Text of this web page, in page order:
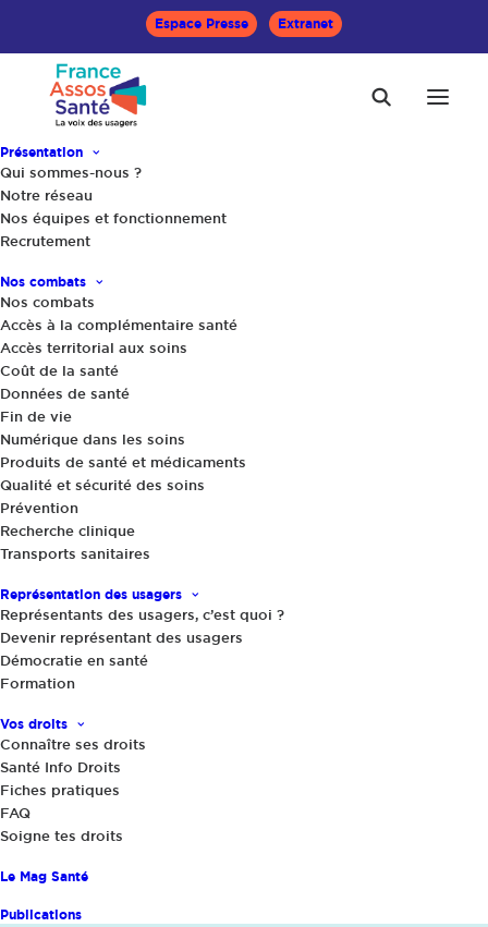
Espace Presse Extranet
Présentation
Qui sommes-nous ?
Notre réseau
Nos équipes et fonctionnement
Recrutement
Nos combats
Nos combats
Accès à la complémentaire santé
Accès territorial aux soins
Coût de la santé
Données de santé
Fin de vie
Numérique dans les soins
Produits de santé et médicaments
Qualité et sécurité des soins
Prévention
Recherche clinique
Transports sanitaires
Représentation des usagers
Représentants des usagers, c’est quoi ?
Devenir représentant des usagers
Démocratie en santé
Formation
Vos droits
Connaître ses droits
Santé Info Droits
Fiches pratiques
FAQ
Soigne tes droits
Le Mag Santé
Publications
Accueil
Communiqués
Plfss 2019 : la santé financière retrouvée de la Sécurité
Partager
1 octobre 2018
Plfss 2019 : la santé financière
doit pas l'être au détriment des
patients !